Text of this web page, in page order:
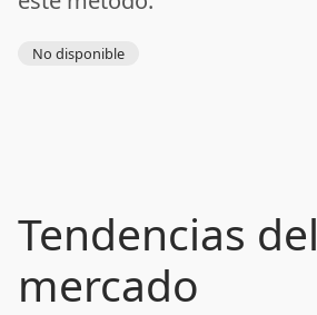
No disponible
Tendencias del
mercado